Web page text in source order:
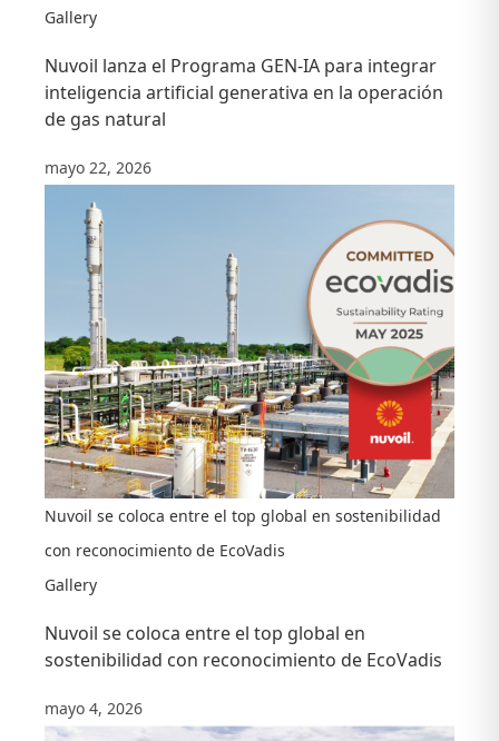
Gallery
Nuvoil lanza el Programa GEN-IA para integrar
inteligencia artificial generativa en la operación
de gas natural
mayo 22, 2026
Nuvoil se coloca entre el top global en sostenibilidad
con reconocimiento de EcoVadis
Gallery
Nuvoil se coloca entre el top global en
sostenibilidad con reconocimiento de EcoVadis
mayo 4, 2026